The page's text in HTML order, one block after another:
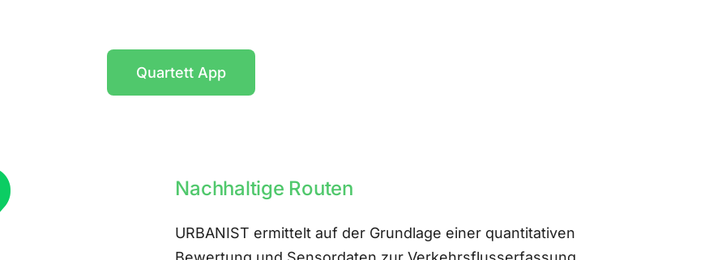
Quartett App
Nachhaltige Routen
URBANIST ermittelt auf der Grundlage einer quantitativen